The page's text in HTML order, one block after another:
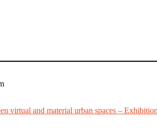
virtual and material urban spaces – Exhibition